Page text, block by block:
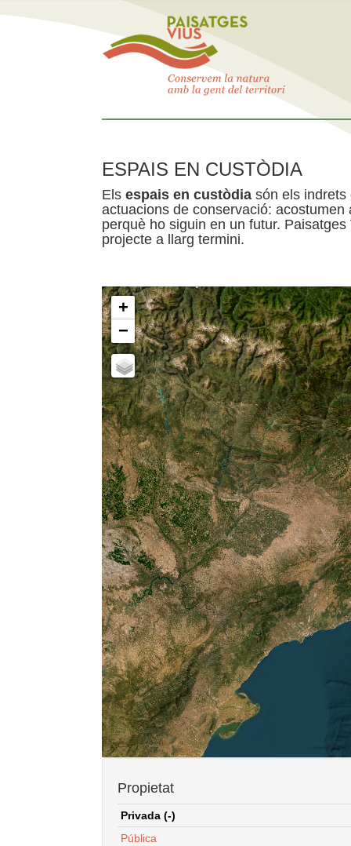
ESPAIS EN CUSTÒDIA
Els espais en custòdia són els indrets
actuacions de conservació:
perquè ho siguin en un futur.
projecte a llarg termini.
+
−
Propietat
Privada (-)
Pública